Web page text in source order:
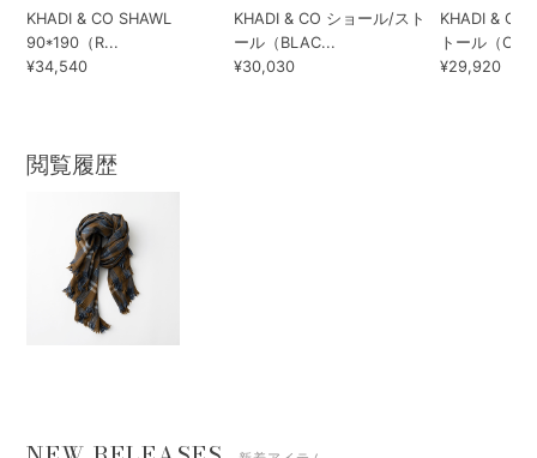
KHADI & CO SHAWL
90*190（R...
¥34,540
KHADI & CO ショール/スト
ール（BLAC...
¥30,030
KHADI & CO
トール（
¥29,920
閲覧履歴